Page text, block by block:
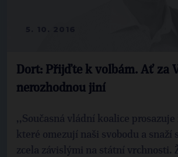
Dort: Přijďte k volbám. Ať za
nerozhodnou jiní
,,Současná vládní koalice prosazuje
které omezují naši svobodu a snaží
zcela závislými na státní vrchnosti.